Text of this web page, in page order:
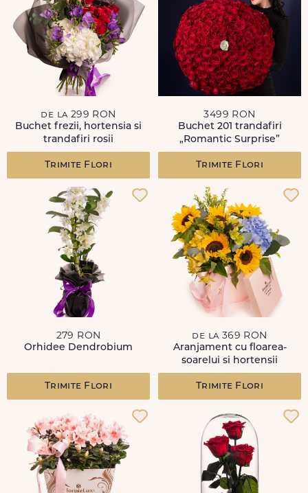
de la 299 RON
Buchet frezii, hortensia si
trandafiri rosii
Trimite Flori
3499 RON
Buchet 201 trandafiri
„Romantic Surprise”
Trimite Flori
279 RON
Orhidee Dendrobium
Trimite Flori
de la 369 RON
Aranjament cu floarea-
soarelui si hortensii
Trimite Flori